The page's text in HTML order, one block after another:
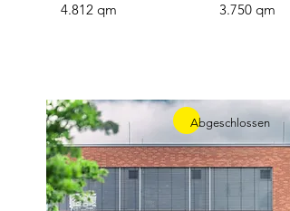
4.812 qm
3.750 qm
Abgeschlossen